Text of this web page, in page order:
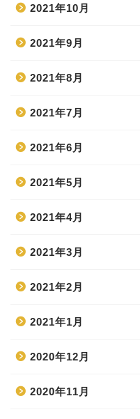
2021年10月
2021年9月
2021年8月
2021年7月
2021年6月
2021年5月
2021年4月
2021年3月
2021年2月
2021年1月
2020年12月
2020年11月